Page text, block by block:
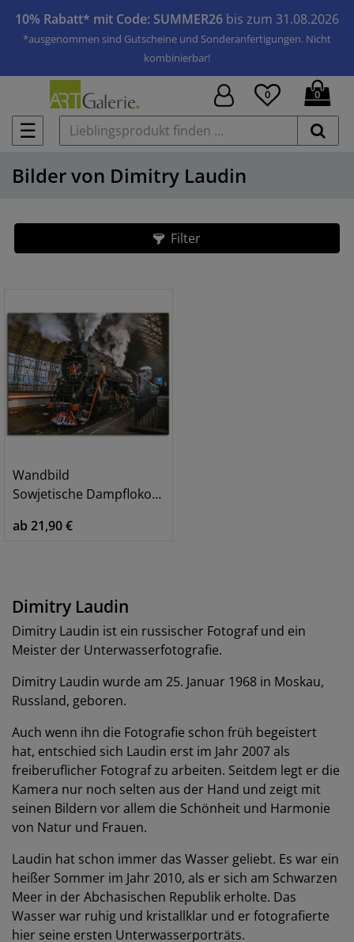
10% Rabatt* mit Code: SUMMER26 bis zum 31.08.2026
*ausgenommen sind Gutscheine und Sonderanfertigungen. Nicht
kombinierbar!
☰
0 0
Bilder von Dimitry Laudin
Filter
Wandbild
Sowjetische Dampflokomotive
ab 21,90 €
Dimitry Laudin
Dimitry Laudin ist ein russischer Fotograf und ein
Meister der Unterwasserfotografie.
Dimitry Laudin wurde am 25. Januar 1968 in Moskau,
Russland, geboren.
Auch wenn ihn die Fotografie schon früh begeistert
hat, entschied sich Laudin erst im Jahr 2007 als
freiberuflicher Fotograf zu arbeiten. Seitdem legt er die
Kamera nur noch selten aus der Hand und zeigt mit
seinen Bildern vor allem die Schönheit und Harmonie
von Natur und Frauen.
Laudin hat schon immer das Wasser geliebt. Es war ein
heißer Sommer im Jahr 2010, als er sich am Schwarzen
Meer in der Abchasischen Republik erholte. Das
Wasser war ruhig und kristallklar und er fotografierte
hier seine ersten Unterwasserporträts.